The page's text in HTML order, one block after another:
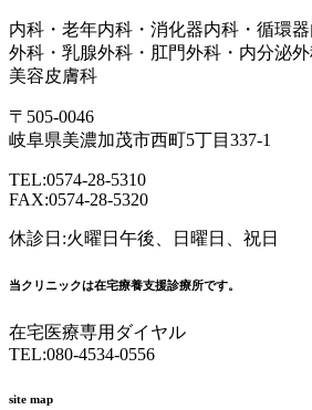
内科・老年内科・消化器内科・循環
外科・乳腺外科・肛門外科・内分泌外
美容皮膚科
〒505-0046
岐阜県美濃加茂市西町5丁目337-1
TEL:0574-28-5310
FAX:0574-28-5320
休診日:火曜日午後、日曜日、祝日
当クリニックは在宅療養支援診療所です。
在宅医療専用ダイヤル
TEL:080-4534-0556
site map